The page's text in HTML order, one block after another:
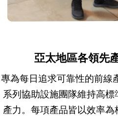
亞太地區各領先
專為每日追求可靠性的前線
系列協助設施團隊維持高
產力。每項產品皆以效率